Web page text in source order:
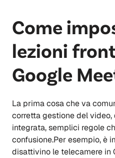
Come
lezioni
Google
La prima cosa che va
corretta gestione del
integrata, semplici regole
confusione.Per esempio, è
disattivino le telecamere in